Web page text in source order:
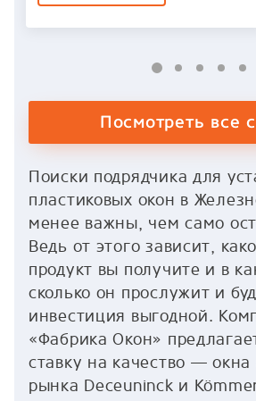
Посмотреть все
Поиски подрядчика для
пластиковых окон в
менее важны, чем само
Ведь от этого зависит,
продукт вы получите и в
сколько он прослужит и
инвестиция выгодной.
«Фабрика Окон»
ставку на качество — окна
рынка Deceuninck и